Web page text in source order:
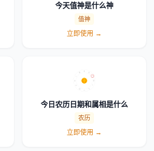
今天值神是什么神
值神
立即使用 →
今日农历日期和属相是什么
农历
立即使用 →